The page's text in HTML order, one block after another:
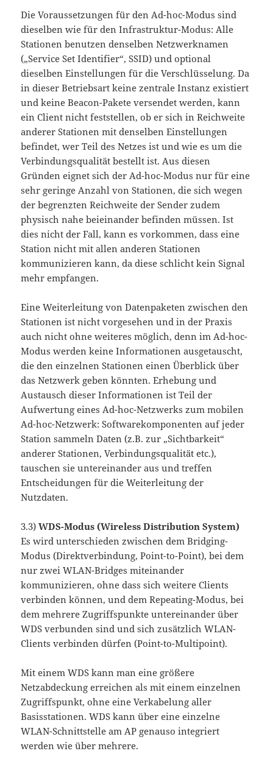
Die Voraussetzungen für den Ad-hoc-Modus sind
dieselben wie für den Infrastruktur-Modus: Alle
Stationen benutzen denselben Netzwerknamen
(„Service Set Identifier“, SSID) und optional
dieselben Einstellungen für die Verschlüsselung. Da
in dieser Betriebsart keine zentrale Instanz existiert
und keine Beacon-Pakete versendet werden, kann
ein Client nicht feststellen, ob er sich in Reichweite
anderer Stationen mit denselben Einstellungen
befindet, wer Teil des Netzes ist und wie es um die
Verbindungsqualität bestellt ist. Aus diesen
Gründen eignet sich der Ad-hoc-Modus nur für eine
sehr geringe Anzahl von Stationen, die sich wegen
der begrenzten Reichweite der Sender zudem
physisch nahe beieinander befinden müssen. Ist
dies nicht der Fall, kann es vorkommen, dass eine
Station nicht mit allen anderen Stationen
kommunizieren kann, da diese schlicht kein Signal
mehr empfangen.
Eine Weiterleitung von Datenpaketen zwischen den
Stationen ist nicht vorgesehen und in der Praxis
auch nicht ohne weiteres möglich, denn im Ad-hoc-
Modus werden keine Informationen ausgetauscht,
die den einzelnen Stationen einen Überblick über
das Netzwerk geben könnten. Erhebung und
Austausch dieser Informationen ist Teil der
Aufwertung eines Ad-hoc-Netzwerks zum mobilen
Ad-hoc-Netzwerk: Softwarekomponenten auf jeder
Station sammeln Daten (z.B. zur „Sichtbarkeit“
anderer Stationen, Verbindungsqualität etc.),
tauschen sie untereinander aus und treffen
Entscheidungen für die Weiterleitung der
Nutzdaten.
3.3)WDS-Modus (Wireless Distribution System)
Es wird unterschieden zwischen dem Bridging-
Modus (Direktverbindung, Point-to-Point), bei dem
nur zwei WLAN-Bridges miteinander
kommunizieren, ohne dass sich weitere Clients
verbinden können, und dem Repeating-Modus, bei
dem mehrere Zugriffspunkte untereinander über
WDS verbunden sind und sich zusätzlich WLAN-
Clients verbinden dürfen (Point-to-Multipoint).
Mit einem WDS kann man eine größere
Netzabdeckung erreichen als mit einem einzelnen
Zugriffspunkt, ohne eine Verkabelung aller
Basisstationen. WDS kann über eine einzelne
WLAN-Schnittstelle am AP genauso integriert
werden wie über mehrere.